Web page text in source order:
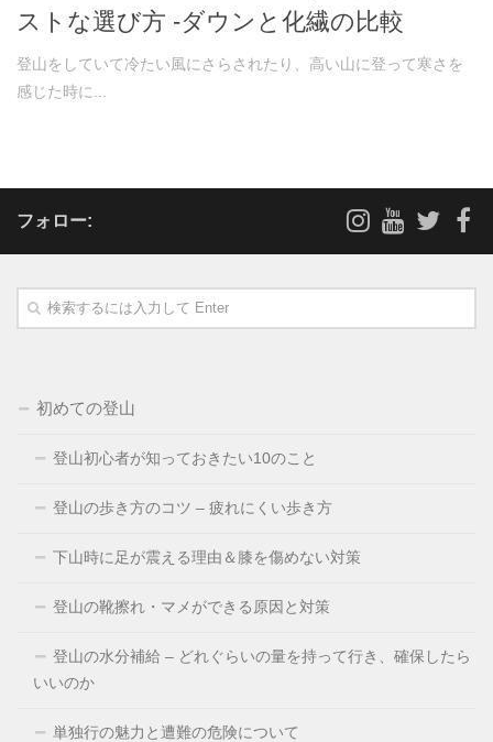
ストな選び方 -ダウンと化繊の比較
登山をしていて冷たい風にさらされたり、高い山に登って寒さを
感じた時に...
フォロー:
初めての登山
登山初心者が知っておきたい10のこと
登山の歩き方のコツ – 疲れにくい歩き方
下山時に足が震える理由＆膝を傷めない対策
登山の靴擦れ・マメができる原因と対策
登山の水分補給 – どれぐらいの量を持って行き、確保したら
いいのか
単独行の魅力と遭難の危険について